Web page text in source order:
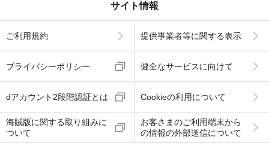
サイト情報
ご利用規約 提供事業者等に関する表示
プライバシーポリシー 健全なサービスに向けて
dアカウント2段階認証とは Cookieの利用について
海賊版に関する取り組みに
ついて
お客さまのご利用端末から
の情報の外部送信について